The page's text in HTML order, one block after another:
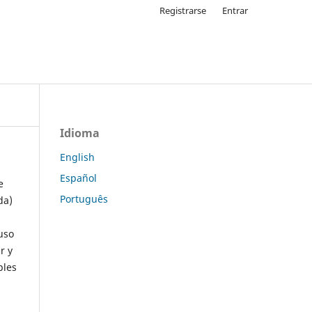
Registrarse Entrar
y
Idioma
English
Español
Português